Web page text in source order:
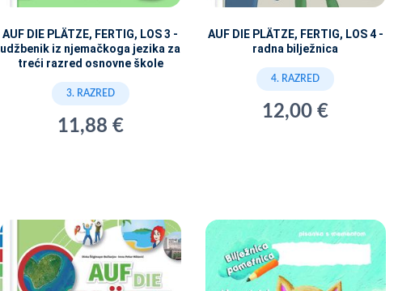
AUF DIE PLÄTZE, FERTIG, LOS 3 -
udžbenik iz njemačkoga jezika za
treći razred osnovne škole
3. RAZRED
11,88 €
AUF DIE PLÄTZE, FERTIG, LOS 4 -
radna bilježnica
4. RAZRED
12,00 €